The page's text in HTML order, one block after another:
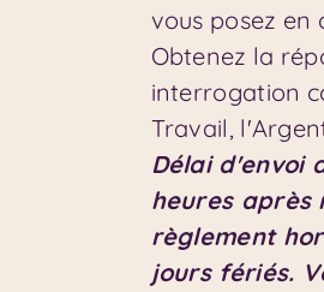
vous posez en
Obtenez la
interrogation
Travail,
Délai d'envoi
heures après
règlement
jours fériés.